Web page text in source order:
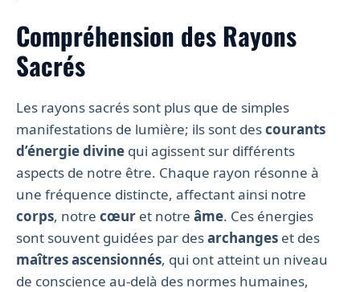
Compréhension des Rayons
Sacrés
Les rayons sacrés sont plus que de simples
manifestations de lumière; ils sont descourants
d’énergie divine qui agissent sur différents
aspects de notre être. Chaque rayon résonne à
une fréquence distincte, affectant ainsi notre
corps, notre cœur et notre âme. Ces énergies
sont souvent guidées par desarchanges et des
maîtres ascensionnés, qui ont atteint un niveau
de conscience au-delà des normes humaines,